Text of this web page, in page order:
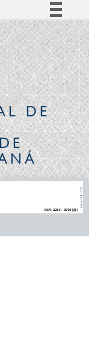
BR
informação
DE